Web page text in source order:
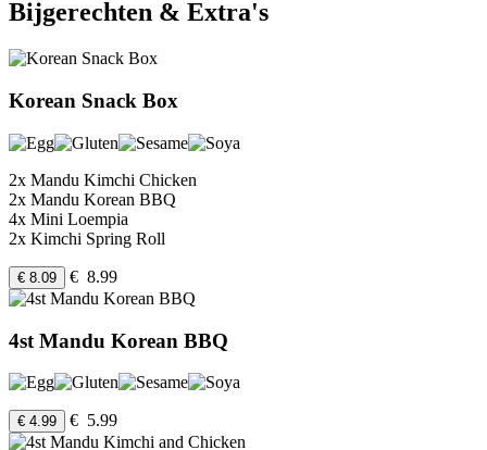
Bijgerechten & Extra's
Korean Snack Box
2x Mandu Kimchi Chicken
2x Mandu Korean BBQ
4x Mini Loempia
2x Kimchi Spring Roll
€ 8.09 € 8.99
4st Mandu Korean BBQ
€ 4.99 € 5.99